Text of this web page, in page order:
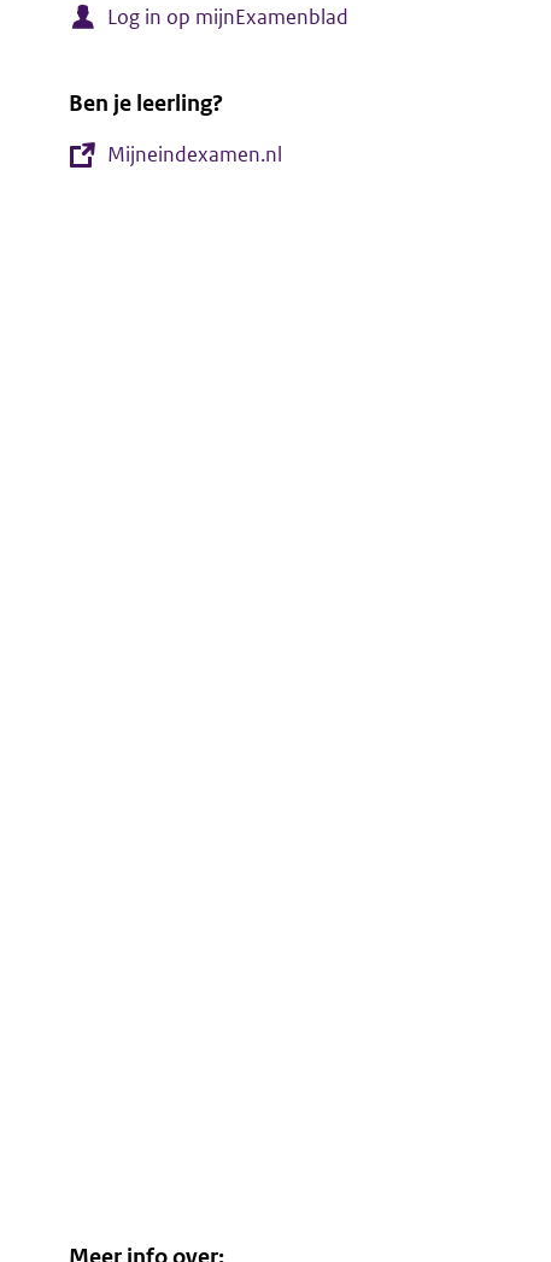
Log in op mijnExamenblad
Ben je leerling?
Mijneindexamen.nl